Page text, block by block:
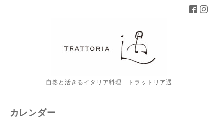
自然と活きるイタリア料理 トラットリア遇
カレンダー